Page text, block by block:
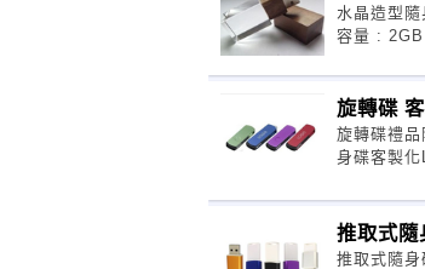
身碟
水晶造型
容量 :
旋
旋轉碟禮
身碟客製化
推取式隨